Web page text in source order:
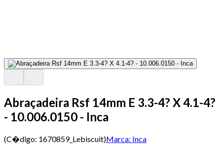
Abraçadeira Rsf 14mm E 3.3-4? X 4.1-4?
- 10.006.0150 - Inca
(C�digo: 1670859_Lebiscuit)Marca: Inca